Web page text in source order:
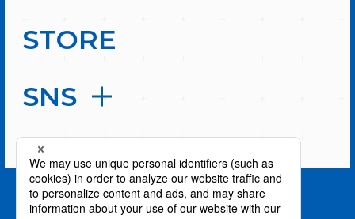
STORE
SNS